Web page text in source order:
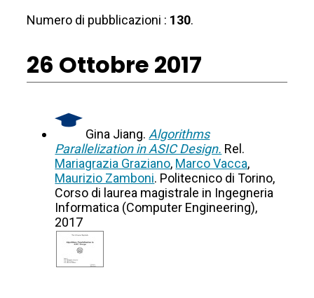
Numero di pubblicazioni : 130.
26 Ottobre 2017
Gina Jiang. Algorithms
Parallelization in ASIC Design. Rel.
Mariagrazia Graziano, Marco Vacca,
Maurizio Zamboni. Politecnico di Torino,
Corso di laurea magistrale in Ingegneria
Informatica (Computer Engineering),
2017